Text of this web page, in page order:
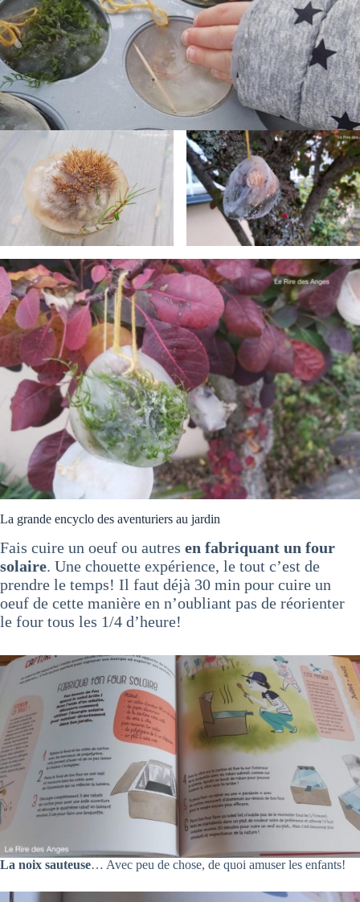
La grande encyclo des aventuriers au jardin
Fais cuire un oeuf ou autres en fabriquant un four
solaire. Une chouette expérience, le tout c’est de
prendre le temps! Il faut déjà 30 min pour cuire un
oeuf de cette manière en n’oubliant pas de réorienter
le four tous les 1/4 d’heure!
La noix sauteuse… Avec peu de chose, de quoi amuser les enfants!